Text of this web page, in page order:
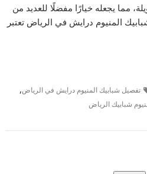
مما يجعله خيارًا مفضلًا للعديد من
المنيوم درايش في الرياض تعتبر
تفصيل شبابيك المنيوم درايش في الرياض,
شبابيك الرياض